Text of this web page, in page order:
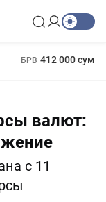
БРВ 412 000 сум
валют:
с 11